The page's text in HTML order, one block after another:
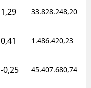
1,29 33.828.248,20
0,41 1.486.420,23
-0,25 45.407.680,74